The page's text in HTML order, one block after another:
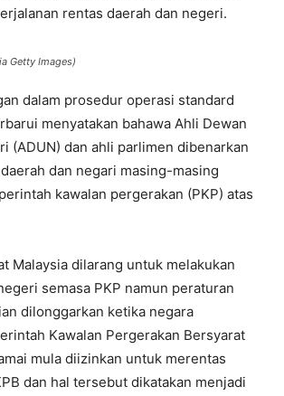
rentas daerah dan negeri.
Getty Images)
dalam prosedur operasi standard
menyatakan bahawa Ahli Dewan
(ADUN) dan ahli parlimen dibenarkan
dan negari masing-masing
kawalan pergerakan (PKP) atas
Malaysia dilarang untuk melakukan
semasa PKP namun peraturan
dilonggarkan ketika negara
Kawalan Pergerakan Bersyarat
mula diizinkan untuk merentas
dan hal tersebut dikatakan menjadi